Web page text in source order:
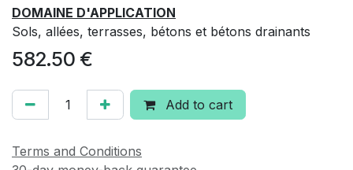
DOMAINE D'APPLICATION
Sols, allées, terrasses, bétons et bétons drainants
582.50 €
Add to cart
Terms and Conditions